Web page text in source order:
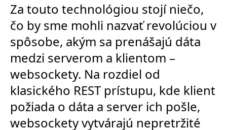
Za touto technológiou stojí niečo,
čo by sme mohli nazvať revolúciou v
spôsobe, akým sa prenášajú dáta
medzi serverom a klientom –
websockety. Na rozdiel od
klasického REST prístupu, kde klient
požiada o dáta a server ich pošle,
websockety vytvárajú nepretržité